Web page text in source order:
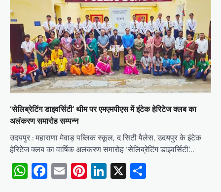
‘सेलिब्रेटिंग डाइवर्सिटी’ थीम पर एमएमपीएस में इंटेक हेरिटेज क्लब का
अलंकरण समारोह सम्पन्न
उदयपुर : महाराणा मेवाड़ पब्लिक स्कूल, द सिटी पैलेस, उदयपुर के इंटेक
हेरिटेज क्लब का वार्षिक अलंकरण समारोह ‘सेलिब्रेटिंग डाइवर्सिटी’…
WhatsApp
Facebook
EmailPinterest
LinkedIn
X